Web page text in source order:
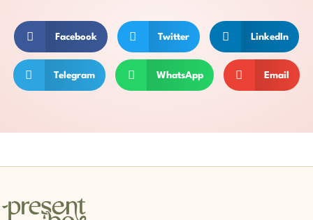
Facebook Twitter LinkedIn
Telegram WhatsApp Email